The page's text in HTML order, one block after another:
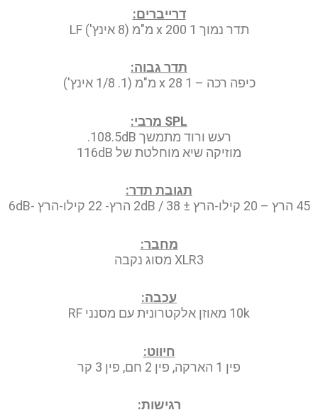
דרייברים:
תדר נמוך 1 x 200 מ"מ (8 אינץ') LF
תדר גבוה:
כיפה רכה – 1 x 28 מ"מ (1. 1/8 אינץ')
SPL מרבי:
רעש ורוד מתמשך 108.5dB.
מוזיקה שיא מוחלטת של 116dB
תגובת תדר:
45 הרץ – 20 קילו-הרץ ± 2dB / 38 הרץ- 22 קילו-הרץ -6dB
מחבר:
XLR3 מסוג נקבה
עכבה:
10k מאוזן אלקטרונית עם מסנני RF
חיווט:
פין 1 הארקה, פין 2 חם, פין 3 קר
רגישות: